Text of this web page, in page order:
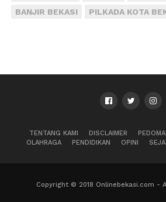
BANJIR BEKASI
PILKADA KOTA
TENTANG KAMI DISCLAIMER
OLAHRAGA
PENDIDIKAN OPINI
Copyright © 2018 Onlinebekasi.com -